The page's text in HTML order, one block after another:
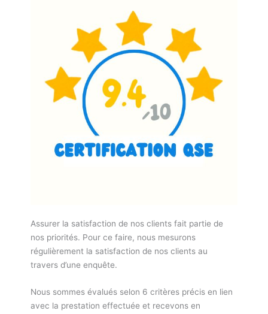
Assurer la satisfaction de nos clients fait partie de
nos priorités. Pour ce faire, nous mesurons
régulièrement la satisfaction de nos clients au
travers d’une enquête.
Nous sommes évalués selon 6 critères précis en lien
avec la prestation effectuée et recevons en